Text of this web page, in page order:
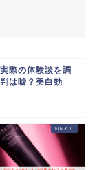
際の体験談を調
は嘘？美白効